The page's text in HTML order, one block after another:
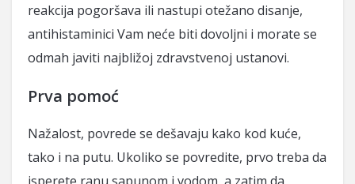
reakcija pogoršava ili nastupi otežano disanje,
antihistaminici Vam neće biti dovoljni i morate se
odmah javiti najbližoj zdravstvenoj ustanovi.
Prva pomoć
Nažalost, povrede se dešavaju kako kod kuće,
tako i na putu. Ukoliko se povredite, prvo treba da
isperete ranu sapunom i vodom, a zatim da